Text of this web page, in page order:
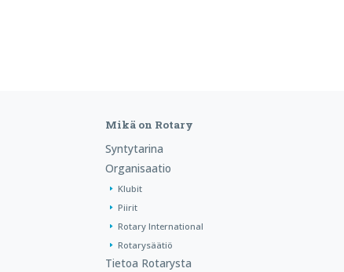
Mikä on Rotary
Syntytarina
Organisaatio
Klubit
Piirit
Rotary International
Rotarysäätiö
Tietoa Rotarysta